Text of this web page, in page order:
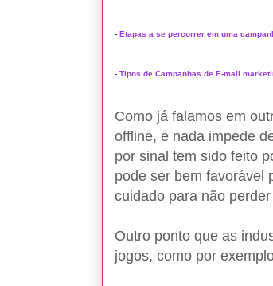
- Etapas a se percorrer em uma
- Tipos de Campanhas de E-mail
Como já falamos em
offline, e nada impede
por sinal tem sido feito
pode ser bem favorável
cuidado para não
Outro ponto que as
jogos, como por